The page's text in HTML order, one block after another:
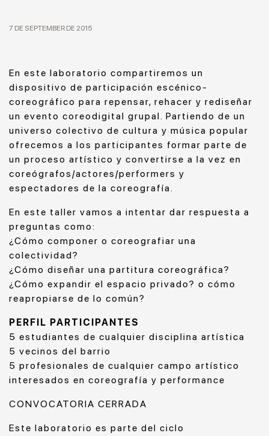
7 DE SEPTEMBER DE 2015
En este laboratorio compartiremos un
dispositivo de participación escénico-
coreográfico para repensar, rehacer y rediseñar
un evento coreodigital grupal. Partiendo de un
universo colectivo de cultura y música popular
ofrecemos a los participantes formar parte de
un proceso artístico y convertirse a la vez en
coreógrafos/actores/performers y
espectadores de la coreografía.
En este taller vamos a intentar dar respuesta a
preguntas como:
¿Cómo componer o coreografiar una
colectividad?
¿Cómo diseñar una partitura coreográfica?
¿Cómo expandir el espacio privado? o cómo
reapropiarse de lo común?
PERFIL PARTICIPANTES
5 estudiantes de cualquier disciplina artística
5 vecinos del barrio
5 profesionales de cualquier campo artístico
interesados en coreografía y performance
CONVOCATORIA CERRADA
Este laboratorio es parte del ciclo